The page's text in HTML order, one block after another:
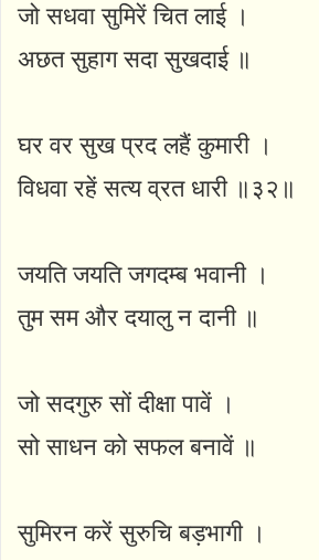
जो सधवा सुमिरें चित लाई ।
अछत सुहाग सदा सुखदाई ॥
घर वर सुख प्रद लहैं कुमारी ।
विधवा रहें सत्य व्रत धारी ॥३२॥
जयति जयति जगदम्ब भवानी ।
तुम सम और दयालु न दानी ॥
जो सदगुरु सों दीक्षा पावें ।
सो साधन को सफल बनावें ॥
सुमिरन करें सुरुचि बड़भागी ।